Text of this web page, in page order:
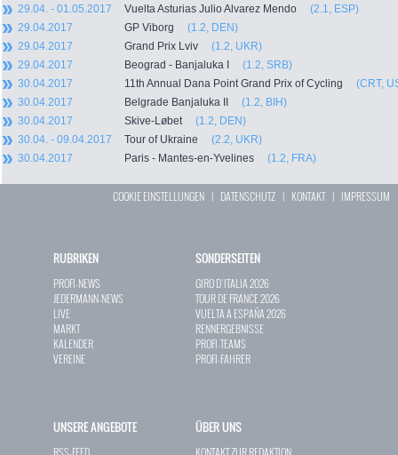
29.04. - 01.05.2017
Vuelta Asturias Julio Alvarez Mendo (2.1, ESP)
29.04.2017
GP Viborg (1.2, DEN)
29.04.2017
Grand Prix Lviv (1.2, UKR)
29.04.2017
Beograd - Banjaluka I (1.2, SRB)
30.04.2017
11th Annual Dana Point Grand Prix of Cycling (CRT,
30.04.2017
Belgrade Banjaluka II (1.2, BIH)
30.04.2017
Skive-Løbet (1.2, DEN)
30.04. - 09.04.2017
Tour of Ukraine (2.2, UKR)
30.04.2017
Paris - Mantes-en-Yvelines (1.2, FRA)
COOKIE EINSTELLUNGEN | DATENSCHUTZ | KONTAKT| IMPRESSUM
RUBRIKEN
PROFI-NEWS
JEDERMANN-NEWS
LIVE
MARKT
KALENDER
VEREINE
SONDERSEITEN
GIRO D`ITALIA 2026
TOUR DE FRANCE 2026
VUELTA A ESPAÑA 2026
RENNERGEBNISSE
PROFI-TEAMS
PROFI-FAHRER
UNSERE ANGEBOTE ÜBER UNS